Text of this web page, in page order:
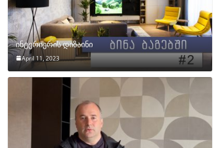
ინტერიერის დიზაინი
April 11, 2023